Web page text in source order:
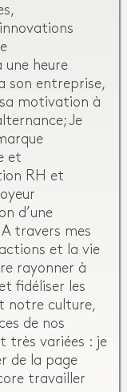
une heure
son entreprise,
sa motivation à
Je
et
RH et
d’une
travers mes
et la vie
rayonner à
fidéliser les
notre culture,
de nos
très variées : je
de la page
travailler